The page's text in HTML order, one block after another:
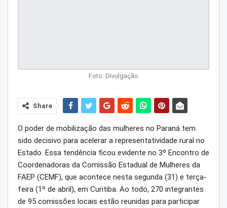
Foto: Divulgação
Share
O poder de mobilização das mulheres no Paraná tem
sido decisivo para acelerar a representatividade rural no
Estado. Essa tendência ficou evidente no 3º Encontro de
Coordenadoras da Comissão Estadual de Mulheres da
FAEP (CEMF), que acontece nesta segunda (31) e terça-
feira (1º de abril), em Curitiba. Ao todo, 270 integrantes
de 95 comissões locais estão reunidas para participar